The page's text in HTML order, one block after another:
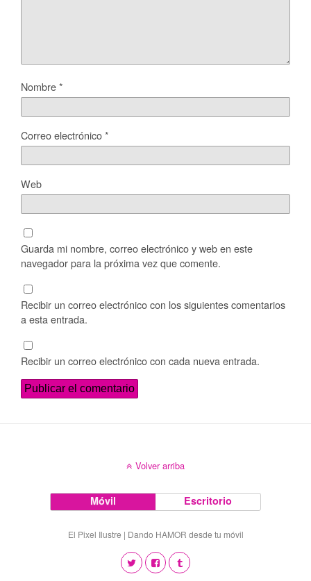
Nombre*
Correo electrónico*
Web
Guarda mi nombre, correo electrónico y web en este
navegador para la próxima vez que comente.
Recibir un correo electrónico con los siguientes comentarios
a esta entrada.
Recibir un correo electrónico con cada nueva entrada.
Volver arriba
Móvil Escritorio
El Pixel Ilustre | Dando HAMOR desde tu móvil